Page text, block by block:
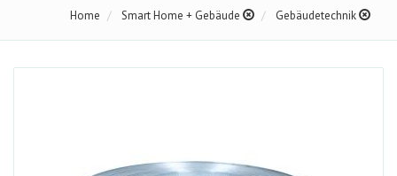
Home Smart Home + Gebäude Gebäudetechnik